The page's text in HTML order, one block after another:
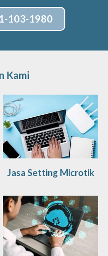
103-1980
Kami
Jasa Setting Microtik